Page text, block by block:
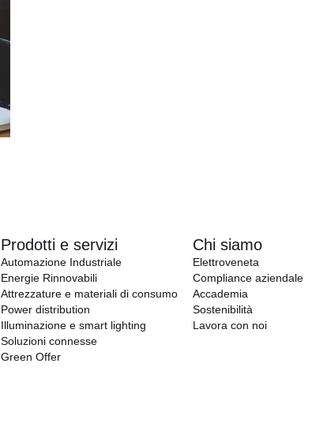
Prodotti e servizi
Automazione Industriale
Energie Rinnovabili
Attrezzature e materiali di consumo
Power distribution
Illuminazione e smart lighting
Soluzioni connesse
Green Offer
Chi siamo
Elettroveneta
Compliance aziendale
Accademia
Sostenibilità
Lavora con noi